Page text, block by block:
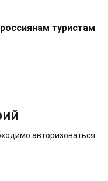
туристам
авторизоваться